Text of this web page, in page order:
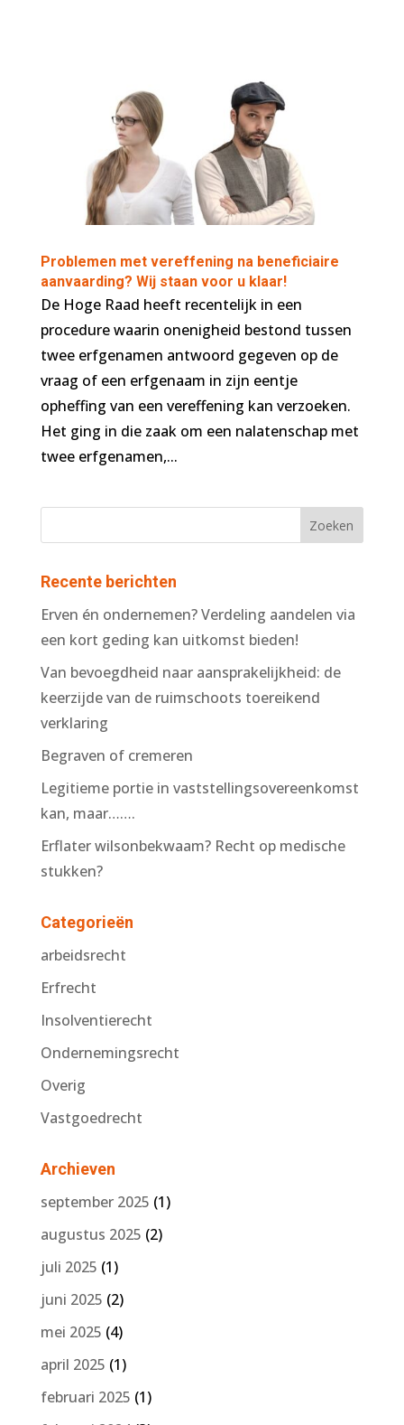
Problemen met vereffening na beneficiaire
aanvaarding? Wij staan voor u klaar!
De Hoge Raad heeft recentelijk in een
procedure waarin onenigheid bestond tussen
twee erfgenamen antwoord gegeven op de
vraag of een erfgenaam in zijn eentje
opheffing van een vereffening kan verzoeken.
Het ging in die zaak om een nalatenschap met
twee erfgenamen,...
Recente berichten
Erven én ondernemen? Verdeling aandelen via
een kort geding kan uitkomst bieden!
Van bevoegdheid naar aansprakelijkheid: de
keerzijde van de ruimschoots toereikend
verklaring
Begraven of cremeren
Legitieme portie in vaststellingsovereenkomst
kan, maar…….
Erflater wilsonbekwaam? Recht op medische
stukken?
Categorieën
arbeidsrecht
Erfrecht
Insolventierecht
Ondernemingsrecht
Overig
Vastgoedrecht
Archieven
september 2025 (1)
augustus 2025 (2)
juli 2025 (1)
juni 2025 (2)
mei 2025 (4)
april 2025 (1)
februari 2025 (1)